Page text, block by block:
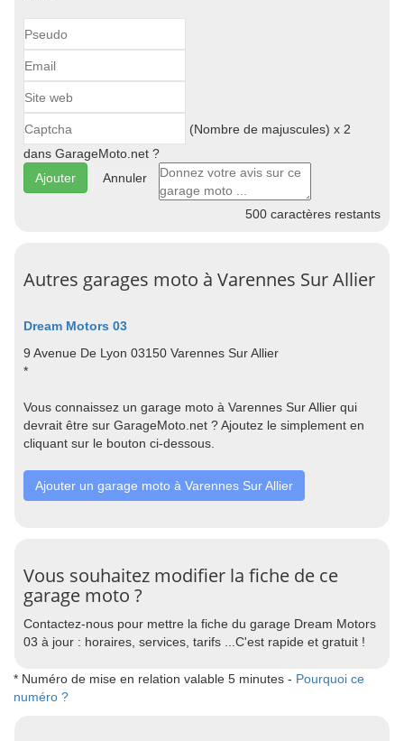
(Nombre de majuscules) x 2
dans GarageMoto.net ?
Annuler
500 caractères restants
Autres garages moto à Varennes Sur Allier
Dream Motors 03
9 Avenue De Lyon 03150 Varennes Sur Allier
*
Vous connaissez un garage moto à Varennes Sur Allier qui
devrait être sur GarageMoto.net ? Ajoutez le simplement en
cliquant sur le bouton ci-dessous.
Ajouter un garage moto à Varennes Sur Allier
Vous souhaitez modifier la fiche de ce
garage moto ?
Contactez-nous pour mettre la fiche du garage Dream Motors
03 à jour : horaires, services, tarifs ...C'est rapide et gratuit !
* Numéro de mise en relation valable 5 minutes - Pourquoi ce
numéro ?